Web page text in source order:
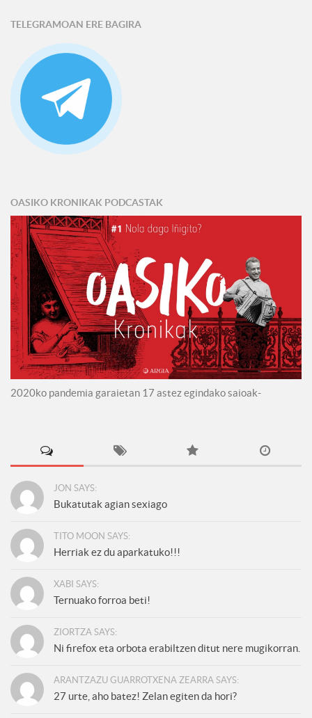
TELEGRAMOAN ERE BAGIRA
OASIKO KRONIKAK PODCASTAK
2020ko pandemia garaietan 17 astez egindako saioak-
JON SAYS:
Bukatutak agian sexiago
TITO MOON SAYS:
Herriak ez du aparkatuko!!!
XABI SAYS:
Ternuako forroa beti!
ZIORTZA SAYS:
Ni firefox eta orbota erabiltzen ditut nere mugikorran.
ARANTZAZU GUARROTXENA ZEARRA SAYS:
27 urte, aho batez! Zelan egiten da hori?